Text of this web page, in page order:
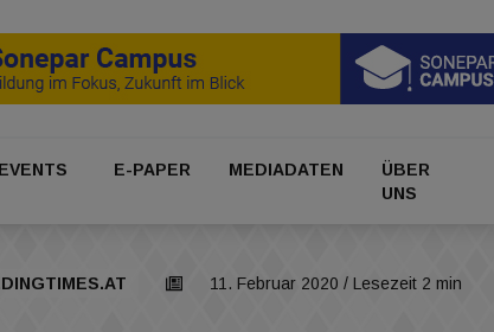
EVENTS E-PAPER MEDIADATEN
ÜBER
UNS
11. Februar 2020 / Lesezeit 2 min